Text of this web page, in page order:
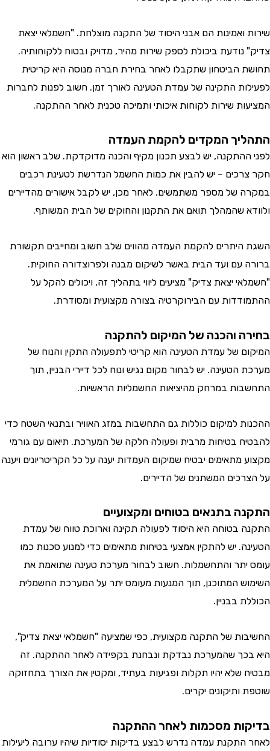
ואמינות הם אבני היסוד של התקנה מוצלחת. "חשמלאי יצאת
נודעת ביכולת לספק שירות מהיר, מדויק ובטוח ללקוחותיה.
הביטחון שתקבלו לאחר בחירת חברה מנוסה היא קריטית
התקינה של עמדת הטעינה לאורך זמן. חשוב לפנות לחברות
שירות לקוחות איכותי ותמיכה טכנית לאחר ההתקנה.
המקדים להקמת העמדה
יש לבצע תכנון מקיף והכנה מדוקדקת. שלב ראשון הוא
– יש להבין את כמות החשמל הנדרשת לטעינת רכבים
של מספר משתמשים. לאחר מכן, יש לקבל אישורים מהדיירים
שהמהלך תואם את התקנון והחוקים של הבית המשותף.
להקמת העמדה מהווים שלב חשוב ומחייבים תקשורת
עם ועד הבית באשר לשיקום מבנה ולפרוצדורה החוקית.
יצאת צדיק" מציעים ליווי בתהליך זה, ויכולים להקל על
עם הבירוקרטיה בצורה מקצועית ומסודרת.
והכנה של המיקום להתקנה
של עמדת הטעינה הוא קריטי לתפעולה התקין והנוח של
הטעינה. יש לבחור מקום נגיש ונוח לכל דיירי הבניין, תוך
במרחק מהיציאות החשמליות הראשיות.
למיקום כוללות גם התחשבות במזג האוויר ובתנאי השטח כדי
בטיחות מרבית ופעולה חלקה של המערכת. תיאום עם גורמי
מתאימים יבטיח שמיקום העמדות יענה על כל הקריטריונים ויענה
המשתנים של הדיירים.
בתנאים בטוחים ומקצועיים
בטוחה היא היסוד לפעולה תקינה וארוכת טווח של עמדת
יש להתקין אמצעי בטיחות מתאימים כדי למנוע סכנות כמו
והתחשמלות. חשוב לבחור מערכת טעינה שתואמת את
המתוכנן, תוך המנעות מעומס יתר על המערכת החשמלית
בבניין.
של התקנה מקצועית, כפי שמציעה "חשמלאי יצאת צדיק",
שהמערכת נבדקת ונבחנת בקפידה לאחר ההתקנה. זה
שלא יהיו תקלות ופגיעות בעתיד, ומקטין את הצורך בתחזוקה
ותיקונים יקרים.
מסכמות לאחר ההתקנה
עמדה נדרש לבצע בדיקות יסודיות שיהיו ערובה ליעילות